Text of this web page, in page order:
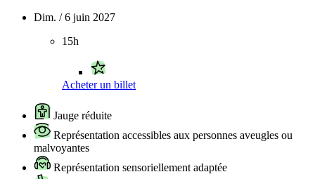
Dim. / 6 juin 2027
15h
Acheter un billet
Jauge réduite
Représentation accessibles aux personnes aveugles ou
malvoyantes
Représentation sensoriellement adaptée